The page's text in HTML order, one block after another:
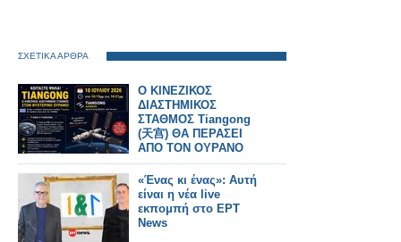
ΣΧΕΤΙΚΑ ΑΡΘΡΑ
Ο ΚΙΝΕΖΙΚΟΣ
ΔΙΑΣΤΗΜΙΚΟΣ
ΣΤΑΘΜΟΣ Tiangong
(天宫) ΘΑ ΠΕΡΑΣΕΙ
ΑΠΟ ΤΟΝ ΟΥΡΑΝΟ
«Ένας κι ένας»: Αυτή
είναι η νέα live
εκπομπή στο ΕΡΤ
News